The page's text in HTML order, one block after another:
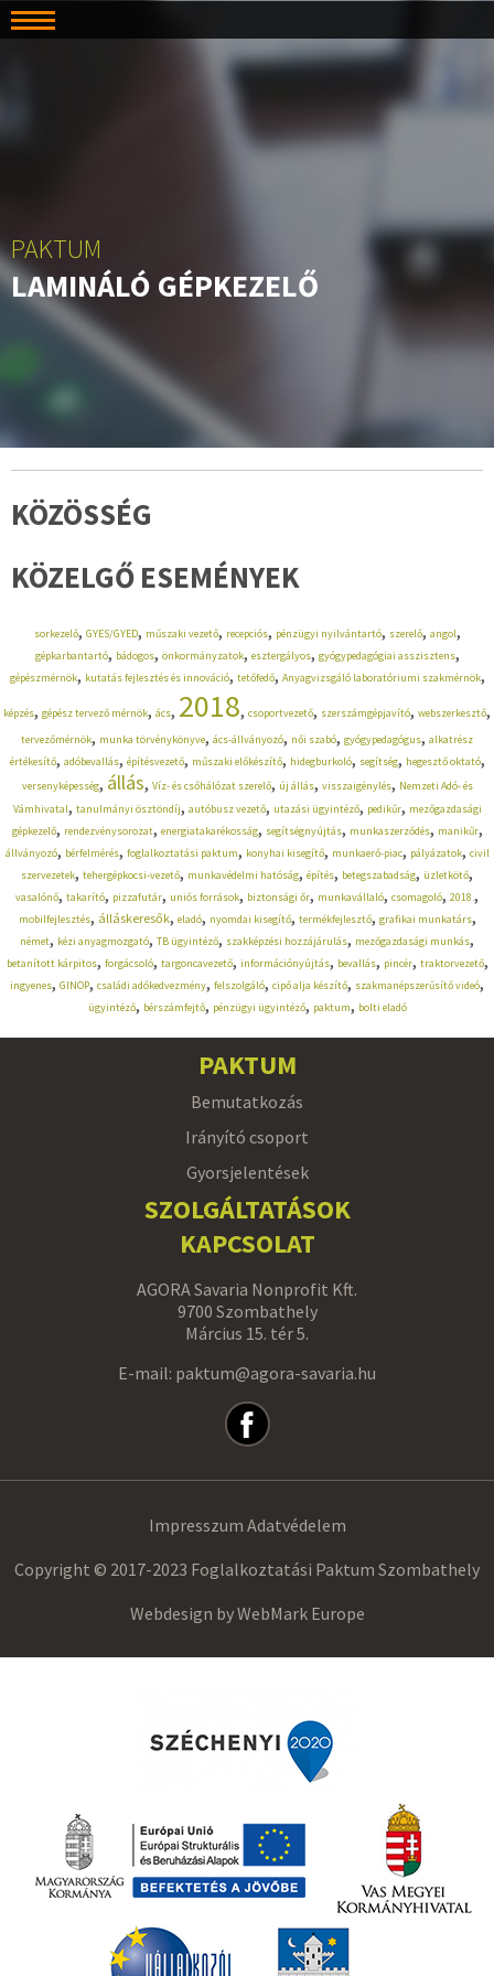
PAKTUM
LAMINÁLÓ GÉPKEZELŐ
KÖZÖSSÉG
KÖZELGŐ ESEMÉNYEK
sorkezelő, GYES/GYED, műszaki vezető, recepciós, pénzügyi nyilvántartó, szerelő, angol,
gépkarbantartó, bádogos, önkormányzatok, esztergályos, gyógypedagógiai asszisztens,
gépészmérnök, kutatás fejlesztés és innováció, tetőfedő, Anyagvizsgáló laboratóriumi szakmérnök,
képzés, gépész tervező mérnök, ács, 2018, csoportvezető, szerszámgépjavító, webszerkesztő,
tervezőmérnök, munka törvénykönyve, ács-állványozó, női szabó, gyógypedagógus, alkatrész
értékesítő, adóbevallás, építésvezető, műszaki előkészítő, hidegburkoló, segítség, hegesztő oktató,
versenyképesség, állás, Víz- és csőhálózat szerelő, új állás, visszaigénylés, Nemzeti Adó- és
Vámhivatal, tanulmányi ösztöndíj, autóbusz vezető, utazási ügyintéző, pedikűr, mezőgazdasági
gépkezelő, rendezvénysorozat, energiatakarékosság, segítségnyújtás, munkaszerződés, manikűr,
állványozó, bérfelmérés, foglalkoztatási paktum, konyhai kisegítő, munkaerő-piac, pályázatok, civil
szervezetek, tehergépkocsi-vezető, munkavédelmi hatóság, építés, betegszabadság, üzletkötő,
vasalónő, takarító, pizzafutár, uniós források, biztonsági őr, munkavállaló, csomagoló, 2018.,
mobilfejlesztés, álláskeresők, eladó, nyomdai kisegítő, termékfejlesztő, grafikai munkatárs,
német, kézi anyagmozgató, TB ügyintéző, szakképzési hozzájárulás, mezőgazdasági munkás,
betanított kárpitos, forgácsoló, targoncavezető, információnyújtás, bevallás, pincér, traktorvezető,
ingyenes, GINOP, családi adókedvezmény, felszolgáló, cipő alja készítő, szakmanépszerűsítő videó,
ügyintéző, bérszámfejtő, pénzügyi ügyintéző, paktum, bolti eladó
PAKTUM
Bemutatkozás
Irányító csoport
Gyorsjelentések
SZOLGÁLTATÁSOK
KAPCSOLAT
AGORA Savaria Nonprofit Kft.
9700 Szombathely
Március 15. tér 5.
E-mail: paktum@agora-savaria.hu
Impresszum Adatvédelem
Copyright © 2017-2023 Foglalkoztatási Paktum Szombathely
Webdesign byWebMark Europe